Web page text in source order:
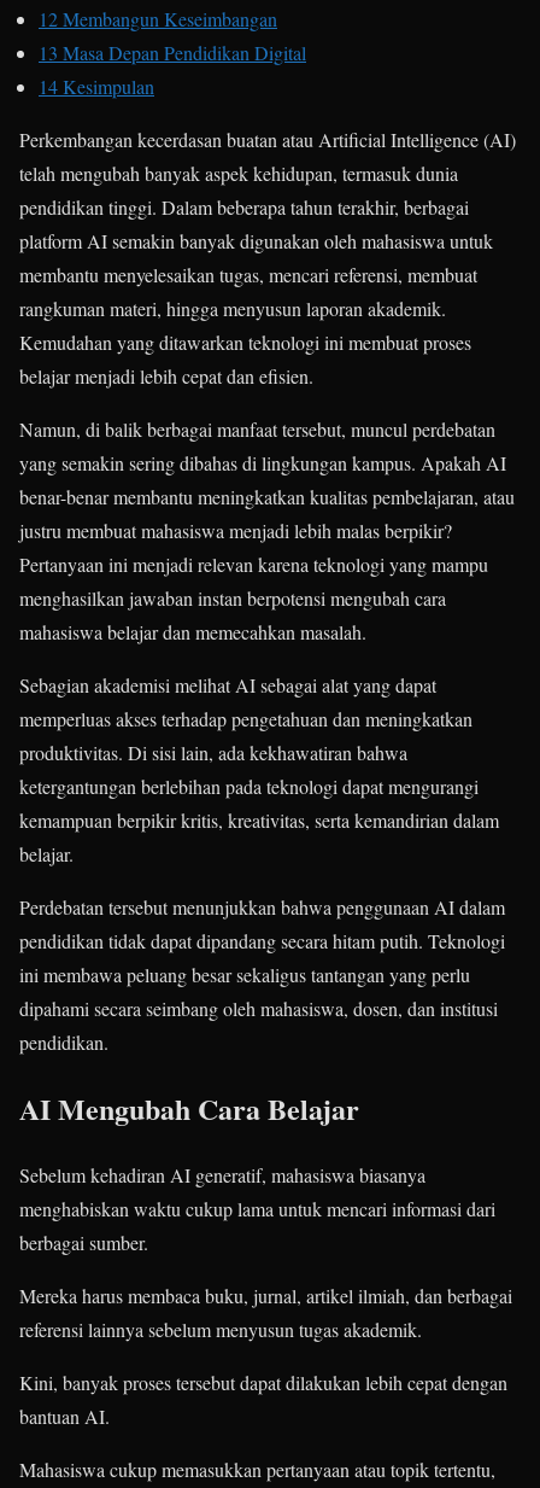
12Membangun Keseimbangan
13 Masa Depan Pendidikan Digital
14Kesimpulan
Perkembangan kecerdasan buatan atau Artificial Intelligence (AI)
telah mengubah banyak aspek kehidupan, termasuk dunia
pendidikan tinggi. Dalam beberapa tahun terakhir, berbagai
platform AI semakin banyak digunakan oleh mahasiswa untuk
membantu menyelesaikan tugas, mencari referensi, membuat
rangkuman materi, hingga menyusun laporan akademik.
Kemudahan yang ditawarkan teknologi ini membuat proses
belajar menjadi lebih cepat dan efisien.
Namun, di balik berbagai manfaat tersebut, muncul perdebatan
yang semakin sering dibahas di lingkungan kampus. Apakah AI
benar-benar membantu meningkatkan kualitas pembelajaran, atau
justru membuat mahasiswa menjadi lebih malas berpikir?
Pertanyaan ini menjadi relevan karena teknologi yang mampu
menghasilkan jawaban instan berpotensi mengubah cara
mahasiswa belajar dan memecahkan masalah.
Sebagian akademisi melihat AI sebagai alat yang dapat
memperluas akses terhadap pengetahuan dan meningkatkan
produktivitas. Di sisi lain, ada kekhawatiran bahwa
ketergantungan berlebihan pada teknologi dapat mengurangi
kemampuan berpikir kritis, kreativitas, serta kemandirian dalam
belajar.
Perdebatan tersebut menunjukkan bahwa penggunaan AI dalam
pendidikan tidak dapat dipandang secara hitam putih. Teknologi
ini membawa peluang besar sekaligus tantangan yang perlu
dipahami secara seimbang oleh mahasiswa, dosen, dan institusi
pendidikan.
AI Mengubah Cara Belajar
Sebelum kehadiran AI generatif, mahasiswa biasanya
menghabiskan waktu cukup lama untuk mencari informasi dari
berbagai sumber.
Mereka harus membaca buku, jurnal, artikel ilmiah, dan berbagai
referensi lainnya sebelum menyusun tugas akademik.
Kini, banyak proses tersebut dapat dilakukan lebih cepat dengan
bantuan AI.
Mahasiswa cukup memasukkan pertanyaan atau topik tertentu,